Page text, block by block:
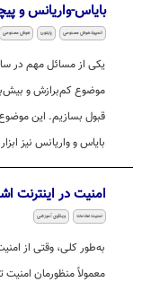
بایاس-واریانس و
المپیاد هوش مصنوعی پایتون هوش مصنوعی
یکی از مسائل مهم در
موضوع کم‌برازش و
قبول بسازیم. این موضوع
بایاس و واریانس نیز
امنیت در اینترنت اشیاء
امنیت اطلاعات ویدئوی آموزشی
به‌طور کلی، وقتی از
معمولاً منظورمان امنیت